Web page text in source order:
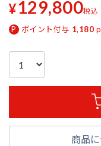
¥129,800税込
ポイント付与 1,180
商品